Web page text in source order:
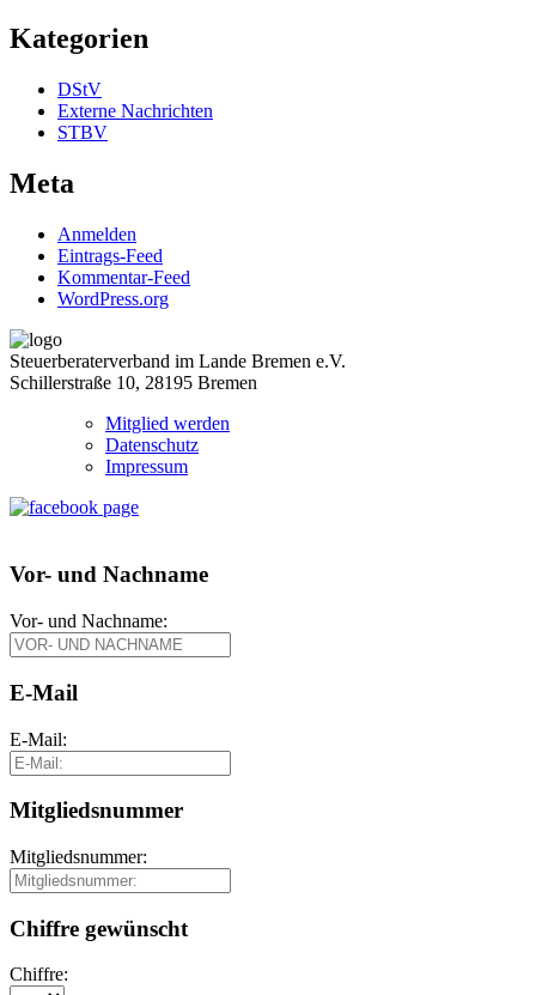
Kategorien
DStV
Externe Nachrichten
STBV
Meta
Anmelden
Eintrags-Feed
Kommentar-Feed
WordPress.org
Steuerberaterverband im Lande Bremen e.V.
Schillerstraße 10, 28195 Bremen
Mitglied werden
Datenschutz
Impressum
Vor- und Nachname
Vor- und Nachname:
E-Mail
E-Mail:
Mitgliedsnummer
Mitgliedsnummer:
Chiffre gewünscht
Chiffre: